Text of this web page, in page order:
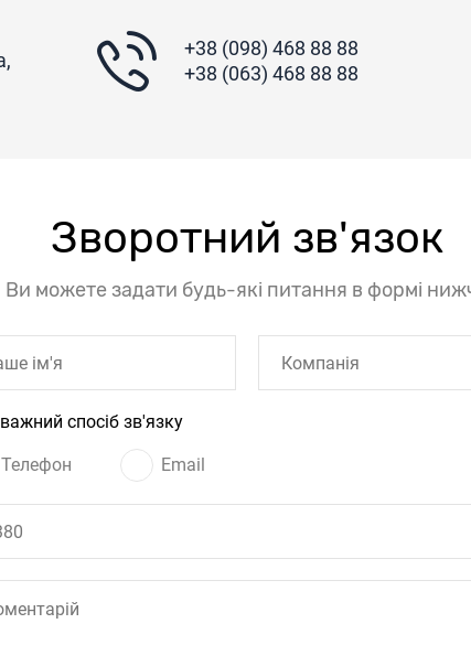
+38 (098) 468 88 88
+38 (063) 468 88 88
Зворотний зв'язок
Ви можете задати будь-які питання в формі
спосіб зв'язку
Телефон Email